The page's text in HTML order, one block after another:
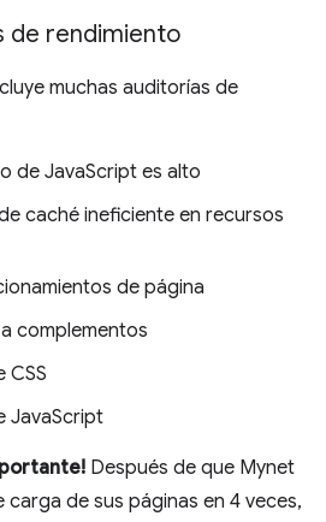
de rendimiento
muchas auditorías de
de JavaScript es alto
caché ineficiente en recursos
de página
complementos
CSS
JavaScript
Después de que Mynet
de sus páginas en 4 veces,